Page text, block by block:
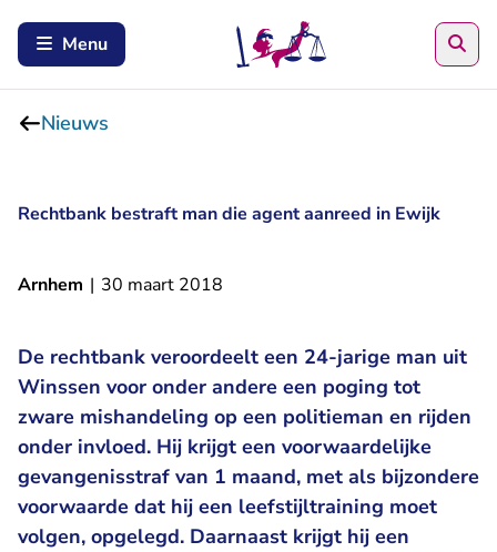
Menu
Nieuws
Rechtbank bestraft man die agent aanreed in Ewijk
Arnhem | 30 maart 2018
De rechtbank veroordeelt een 24-jarige man uit
Winssen voor onder andere een poging tot
zware mishandeling op een politieman en rijden
onder invloed. Hij krijgt een voorwaardelijke
gevangenisstraf van 1 maand, met als bijzondere
voorwaarde dat hij een leefstijltraining moet
volgen, opgelegd. Daarnaast krijgt hij een